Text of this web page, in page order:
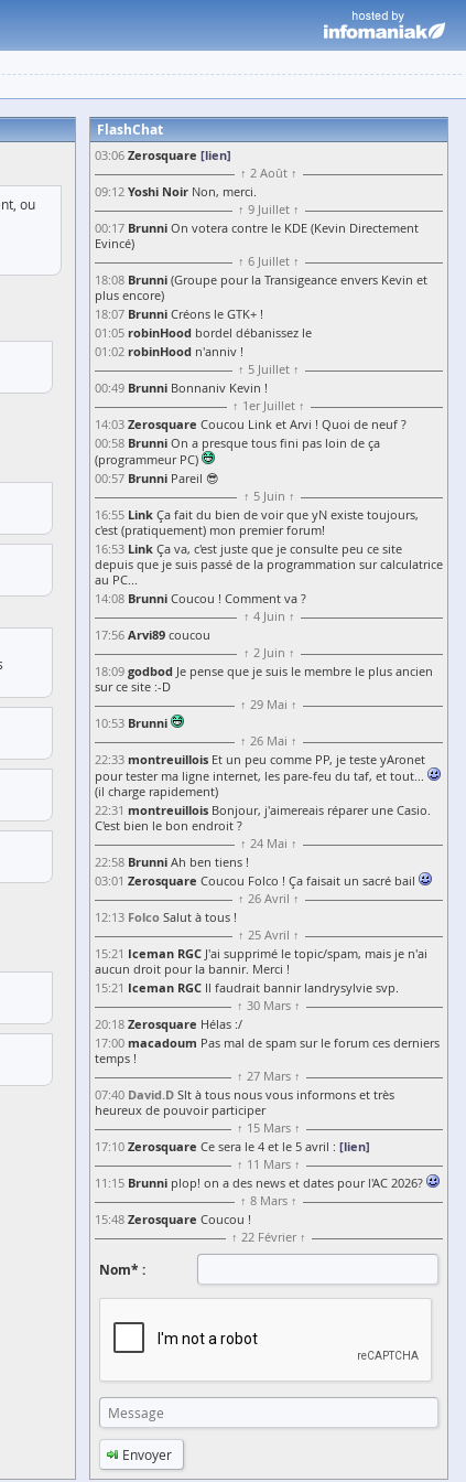
ou
FlashChat
03:06 Zerosquare [lien]
↑ 2 Août ↑
09:12 Yoshi Noir Non, merci.
↑ 9 Juillet ↑
00:17 Brunni On votera contre le KDE (Kevin Directement
Evincé)
↑ 6 Juillet ↑
18:08 Brunni (Groupe pour la Transigeance envers Kevin et
plus encore)
18:07 Brunni Créons le GTK+ !
01:05 robinHood bordel débanissez le
01:02 robinHood n'anniv !
↑ 5 Juillet ↑
00:49 Brunni Bonnaniv Kevin !
↑ 1er Juillet ↑
14:03 Zerosquare Coucou Link et Arvi ! Quoi de neuf ?
00:58 Brunni On a presque tous fini pas loin de ça
(programmeur PC)
00:57 Brunni Pareil 😎
↑ 5 Juin ↑
16:55 Link Ça fait du bien de voir que yN existe toujours,
c'est (pratiquement) mon premier forum!
16:53 Link Ça va, c'est juste que je consulte peu ce site
depuis que je suis passé de la programmation sur calculatrice
au PC...
14:08 Brunni Coucou ! Comment va ?
↑ 4 Juin ↑
17:56 Arvi89 coucou
↑ 2 Juin ↑
18:09 godbod Je pense que je suis le membre le plus ancien
sur ce site :-D
↑ 29 Mai ↑
10:53 Brunni
↑ 26 Mai ↑
22:33 montreuillois Et un peu comme PP, je teste yAronet
pour tester ma ligne internet, les pare-feu du taf, et tout...
(il charge rapidement)
22:31 montreuillois Bonjour, j'aimereais réparer une Casio.
C'est bien le bon endroit ?
↑ 24 Mai ↑
22:58 Brunni Ah ben tiens !
03:01 Zerosquare Coucou Folco ! Ça faisait un sacré bail
↑ 26 Avril ↑
12:13 Folco Salut à tous !
↑ 25 Avril ↑
15:21 Iceman RGC J'ai supprimé le topic/spam, mais je n'ai
aucun droit pour la bannir. Merci !
15:21 Iceman RGC Il faudrait bannir landrysylvie svp.
↑ 30 Mars ↑
20:18 Zerosquare Hélas :/
17:00 macadoum Pas mal de spam sur le forum ces derniers
temps !
↑ 27 Mars ↑
07:40 David.D Slt à tous nous vous informons et très
heureux de pouvoir participer
↑ 15 Mars ↑
17:10 Zerosquare Ce sera le 4 et le 5 avril : [lien]
↑ 11 Mars ↑
11:15 Brunni plop! on a des news et dates pour l'AC 2026?
↑ 8 Mars ↑
15:48 Zerosquare Coucou !
↑ 22 Février ↑
Nom* :